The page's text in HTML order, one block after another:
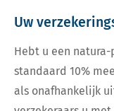
Uw
Hebt u een
standaard 10%
als onafhankelijk